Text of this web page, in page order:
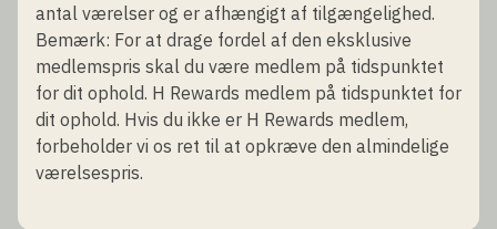
antal værelser og er afhængigt af tilgængelighed.
Bemærk: For at drage fordel af den eksklusive
medlemspris skal du være medlem på tidspunktet
for dit ophold. H Rewards medlem på tidspunktet for
dit ophold. Hvis du ikke er H Rewards medlem,
forbeholder vi os ret til at opkræve den almindelige
værelsespris.